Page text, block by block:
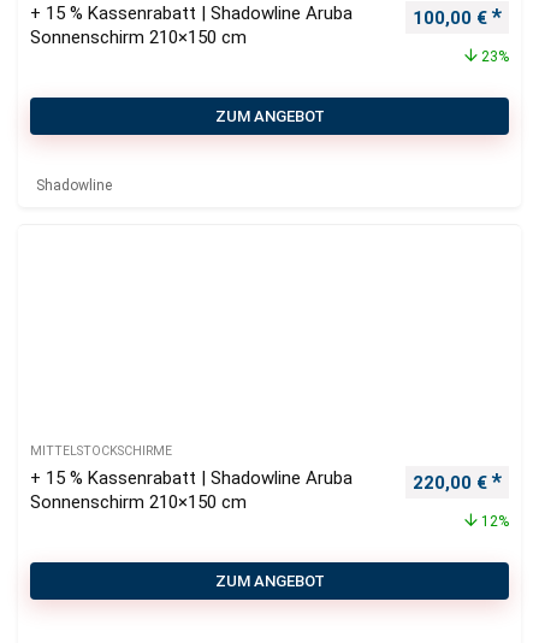
+ 15 % Kassenrabatt | Shadowline Aruba
Sonnenschirm 210×150 cm
100,00 €
23%
ZUM ANGEBOT
Shadowline
MITTELSTOCKSCHIRME
+ 15 % Kassenrabatt | Shadowline Aruba
Sonnenschirm 210×150 cm
220,00 €
12%
ZUM ANGEBOT